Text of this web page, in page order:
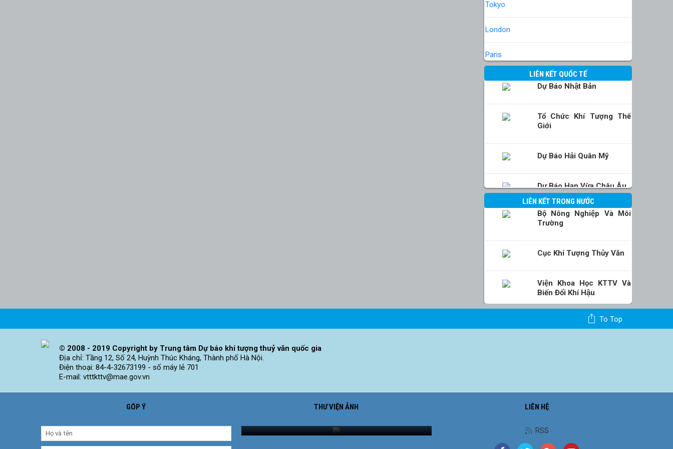
Tokyo
London
Paris
LIÊN KẾT QUỐC TẾ
Dự Báo Nhật Bản
Tổ Chức Khí Tượng Thế
Giới
Dự Báo Hải Quân Mỹ
Dự Báo Hạn Vừa Châu Âu
LIÊN KẾT TRONG NƯỚC
Bộ Nông Nghiệp Và Môi
Trường
Cục Khí Tượng Thủy Văn
Viện Khoa Học KTTV Và
Biến Đổi Khí Hậu
To Top
© 2008 - 2019 Copyright by Trung tâm Dự báo khí tượng thuỷ văn quốc gia
Địa chỉ: Tầng 12, Số 24, Huỳnh Thúc Kháng, Thành phố Hà Nội.
Điện thoại: 84-4-32673199 - số máy lẻ 701
E-mail: vtttkttv@mae.gov.vn
GÓP Ý
THƯ VIỆN ẢNH
LIÊN HỆ
RSS